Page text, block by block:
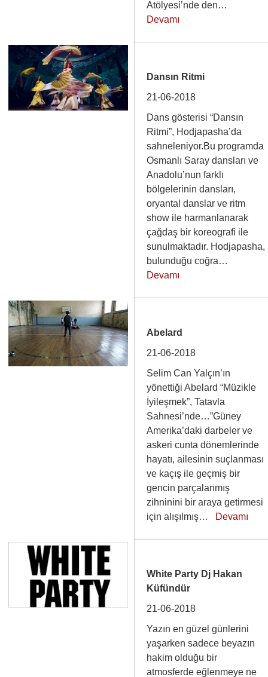
Atölyesi’nde den…
Devamı
Dansın Ritmi
21-06-2018
Dans gösterisi “Dansın
Ritmi”, Hodjapasha’da
sahneleniyor.Bu programda
Osmanlı Saray dansları ve
Anadolu’nun farklı
bölgelerinin dansları,
oryantal danslar ve ritm
show ile harmanlanarak
çağdaş bir koreografi ile
sunulmaktadır. Hodjapasha,
bulunduğu coğra…
Devamı
Abelard
21-06-2018
Selim Can Yalçın’ın
yönettiği Abelard “Müzikle
İyileşmek”, Tatavla
Sahnesi’nde…”Güney
Amerika’daki darbeler ve
askeri cunta dönemlerinde
hayatı, ailesinin suçlanması
ve kaçış ile geçmiş bir
gencin parçalanmış
zihninini bir araya getirmesi
için alışılmış… Devamı
White Party Dj Hakan
Küfündür
21-06-2018
Yazın en güzel günlerini
yaşarken sadece beyazın
hakim olduğu bir
atmosferde eğlenmeye ne